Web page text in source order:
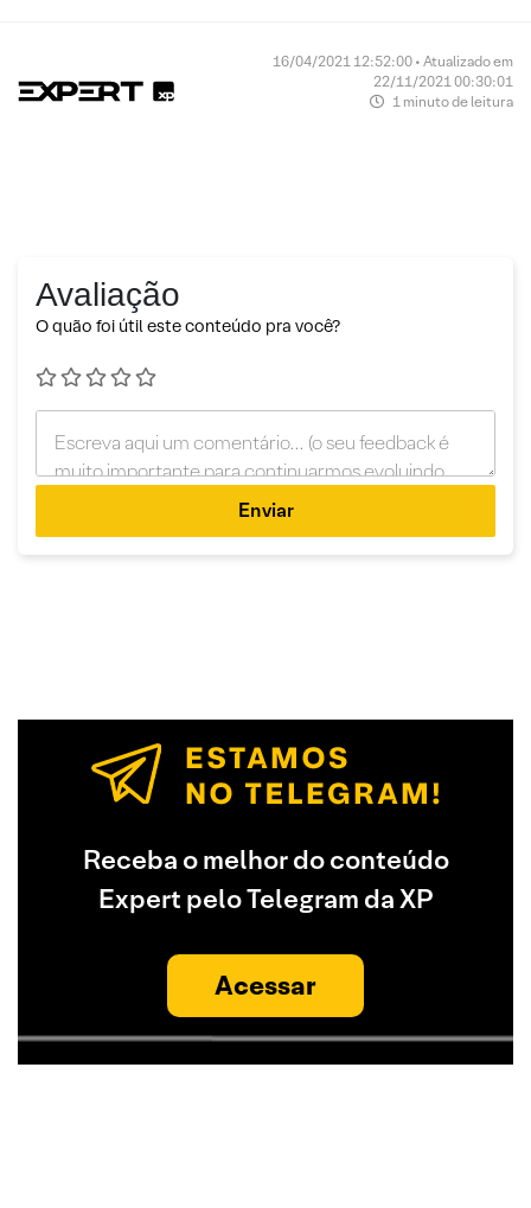
16/04/2021 12:52:00 • Atualizado em
22/11/2021 00:30:01
1 minuto de leitura
Avaliação
O quão foi útil este conteúdo pra você?
Enviar
Receba o melhor do conteúdo
Expert pelo Telegram da XP
Acessar